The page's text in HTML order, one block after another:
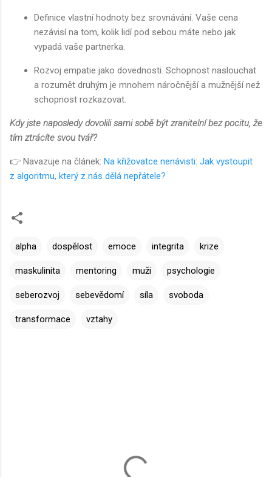
Definice vlastní hodnoty bez srovnávání. Vaše cena
nezávisí na tom, kolik lidí pod sebou máte nebo jak
vypadá vaše partnerka.
Rozvoj empatie jako dovednosti. Schopnost naslouchat
a rozumět druhým je mnohem náročnější a mužnější než
schopnost rozkazovat.
Kdy jste naposledy dovolili sami sobě být zranitelní bez pocitu, že
tím ztrácíte svou tvář?
👉 Navazuje na článek: Na křižovatce nenávisti: Jak vystoupit
z algoritmu, který z nás dělá nepřátele?
alpha dospělost emoce integrita krize
maskulinita mentoring muži psychologie
seberozvoj sebevědomí síla svoboda
transformace vztahy